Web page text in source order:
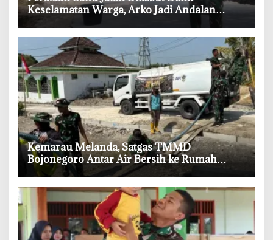
Keselamatan Warga, Arko Jadi Andalan
Satgas TMMD Bojonegoro
‎Kemarau Melanda, Satgas TMMD
Bojonegoro Antar Air Bersih ke Rumah
Warga